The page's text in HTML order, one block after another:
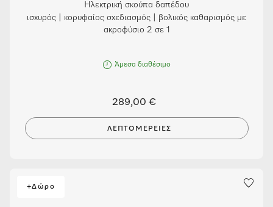
Ηλεκτρική σκούπα δαπέδου
ισχυρός | κορυφαίος σχεδιασμός | βολικός καθαρισμός με
ακροφύσιο 2 σε 1
Άμεσα διαθέσιμο
289,00 €
ΛΕΠΤΟΜΈΡΕΙΕΣ
+Δώρο